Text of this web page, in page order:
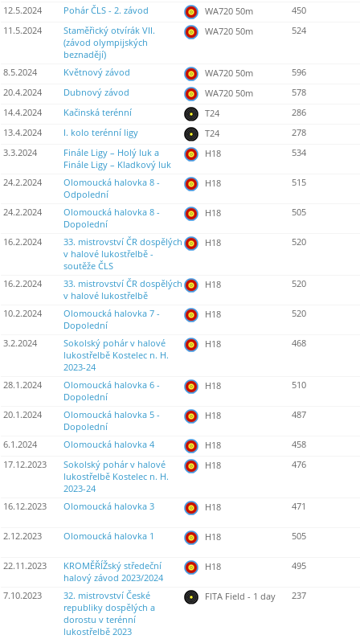
12.5.2024 Pohár ČLS - 2. závod WA720 50m
450
11.5.2024
Staměřický otvírák VII.
(závod olympijských
beznadějí)
WA720 50m 524
8.5.2024 Květnový závod WA720 50m
596
20.4.2024
Dubnový závod WA720 50m
578
14.4.2024
Kačinská terénní T24
286
13.4.2024
I. kolo terénní ligy T24
278
3.3.2024
Finále Ligy – Holý luk a
Finále Ligy – Kladkový luk
H18 534
24.2.2024
Olomoucká halovka 8 -
Odpolední
H18 515
24.2.2024
Olomoucká halovka 8 -
Dopolední
H18 505
16.2.2024
33. mistrovství ČR dospělých
v halové lukostřelbě -
soutěže ČLS
H18 520
16.2.2024
33. mistrovství ČR dospělých
v halové lukostřelbě
H18 520
10.2.2024
Olomoucká halovka 7 -
Dopolední
H18 520
3.2.2024
Sokolský pohár v halové
lukostřelbě Kostelec n. H.
2023-24
H18 468
28.1.2024
Olomoucká halovka 6 -
Dopolední
H18 510
20.1.2024
Olomoucká halovka 5 -
Dopolední
H18 487
6.1.2024 Olomoucká halovka 4 H18
458
17.12.2023
Sokolský pohár v halové
lukostřelbě Kostelec n. H.
2023-24
H18 476
16.12.2023 Olomoucká halovka 3 H18 471
2.12.2023 Olomoucká halovka 1 H18 505
22.11.2023
KROMĚŘÍŽský středeční
halový závod 2023/2024
H18 495
7.10.2023
32. mistrovství České
republiky dospělých a
dorostu v terénní
lukostřelbě 2023
FITA Field - 1 day 237